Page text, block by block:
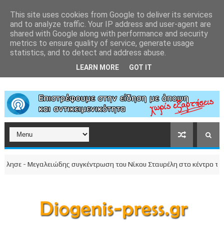
- Μεγαλειώδης συγκέντρωση του Νίκου Σταυρέλη στο κέντρο της
This site uses cookies from Google to deliver its services
and to analyze traffic. Your IP address and user-agent are
shared with Google along with performance and security
metrics to ensure quality of service, generate usage
statistics, and to detect and address abuse.
LEARN MORE GOT IT